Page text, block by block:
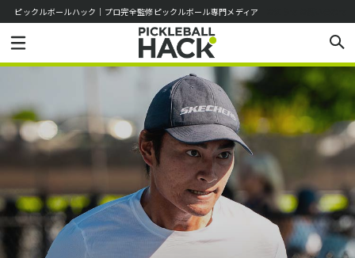
ピックルボールハック｜プロ完全監修ピックルボール専門メディア